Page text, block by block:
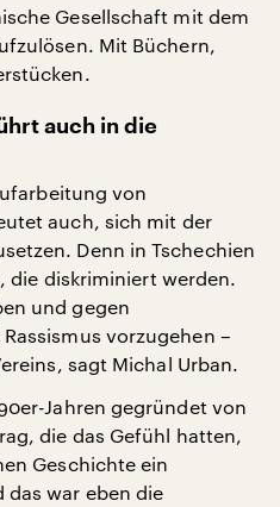
Gesellschaft mit dem
Mit Büchern,
auch in die
von
auch, sich mit der
Denn in Tschechien
die diskriminiert werden.
und gegen
vorzugehen –
sagt Michal Urban.
Jahren gegründet von
die das Gefühl hatten,
Geschichte ein
das war eben die